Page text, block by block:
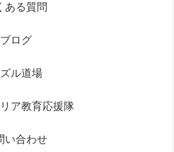
ある質問
ブログ
ル道場
ア教育応援隊
い合わせ